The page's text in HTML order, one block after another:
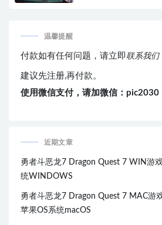
温馨提醒
付款如有任何问题，请立即联系我们
建议先注册,再付款。
使用微信支付，请加微信：pic2030
近期文章
勇者斗恶龙7 Dragon Quest 7 WIN游
统WINDOWS
勇者斗恶龙7 Dragon Quest 7 MAC游
苹果OS系统macOS